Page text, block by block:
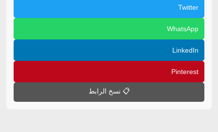
Twitter
WhatsApp
LinkedIn
Pinterest
📋 نسخ الرابط